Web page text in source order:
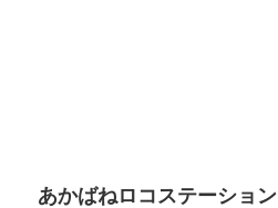
あかばねロコステーション